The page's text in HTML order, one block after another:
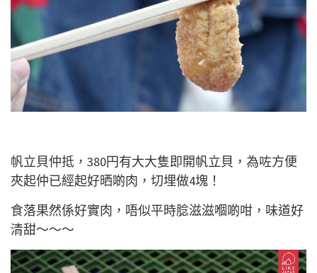
帆立貝仲抵，380円有大大隻即開帆立貝，為咗方便
夾起仲已經起好晒啲肉，切埋做4塊！
食落果然係好實肉，唔似平時腍滋滋嗰啲咁，味道好
清甜～～～